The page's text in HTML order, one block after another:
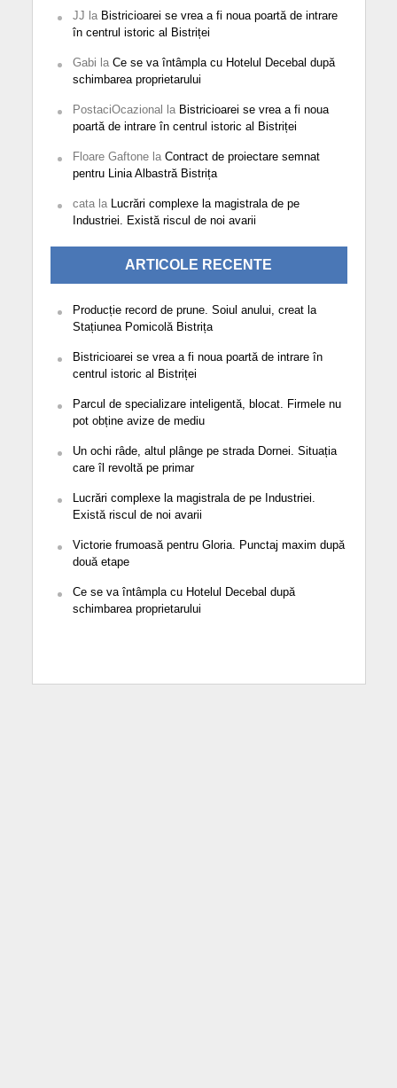
JJ la Bistricioarei se vrea a fi noua poartă de intrare
în centrul istoric al Bistriței
Gabi la Ce se va întâmpla cu Hotelul Decebal după
schimbarea proprietarului
PostaciOcazional la Bistricioarei se vrea a fi noua
poartă de intrare în centrul istoric al Bistriței
Floare Gaftonela Contract de proiectare semnat
pentru Linia Albastră Bistrița
catala
Lucrări complexe la magistrala de pe
Industriei. Există riscul de noi avarii
ARTICOLE RECENTE
Producție record de prune. Soiul anului, creat la
Stațiunea Pomicolă Bistrița
Bistricioarei se vrea a fi noua poartă de intrare în
centrul istoric al Bistriței
Parcul de specializare inteligentă, blocat. Firmele nu
pot obține avize de mediu
Un ochi râde, altul plânge pe strada Dornei. Situația
care îl revoltă pe primar
Lucrări complexe la magistrala de pe Industriei.
Există riscul de noi avarii
Victorie frumoasă pentru Gloria. Punctaj maxim după
două etape
Ce se va întâmpla cu Hotelul Decebal după
schimbarea proprietarului